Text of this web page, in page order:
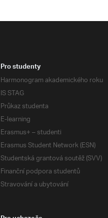
Pro studenty
Harmonogram akademického roku
IS STAG
Průkaz studenta
E-learning
Erasmus+ – studenti
Erasmus Student Network (ESN)
Studentská grantová soutěž (SVV)
Finanční podpora studentů
Stravování a ubytování